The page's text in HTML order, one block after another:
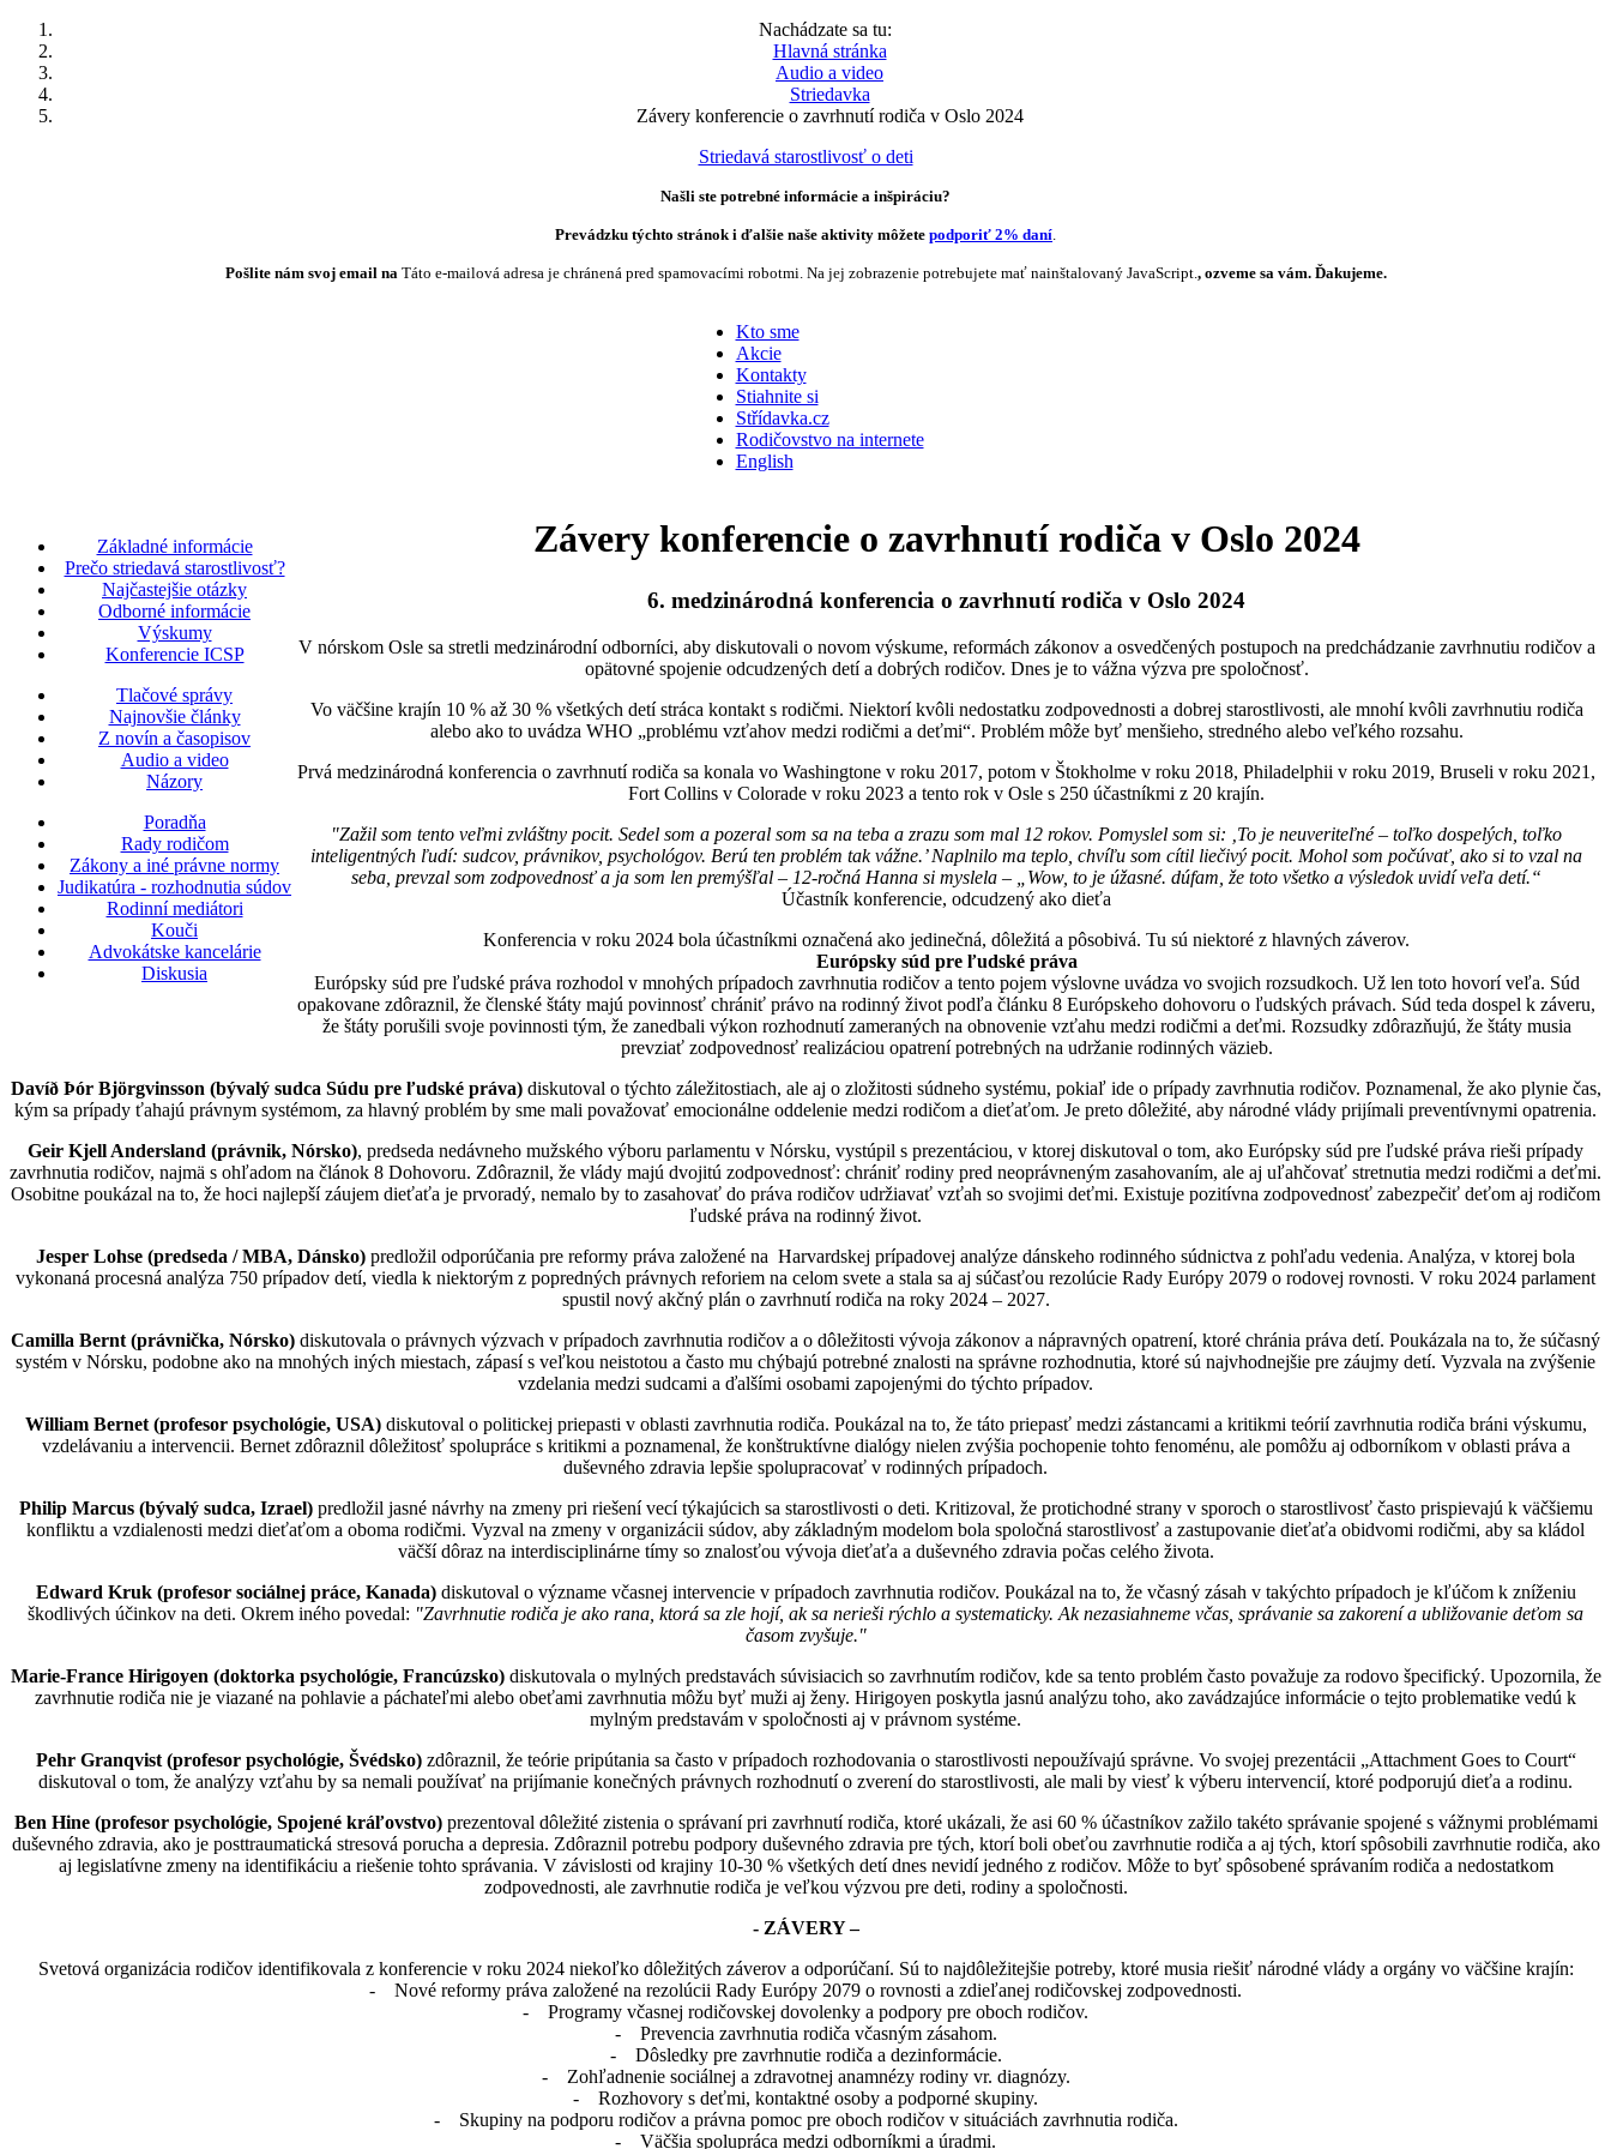
Nachádzate sa tu:
Hlavná stránka
Audio a video
Striedavka
Závery konferencie o zavrhnutí rodiča v Oslo 2024
Striedavá starostlivosť o deti
Našli ste potrebné informácie a inšpiráciu?
Prevádzku týchto stránok i ďalšie naše aktivity môžete podporiť 2% daní.
Pošlite nám svoj email na Táto e-mailová adresa je chránená pred spamovacími robotmi. Na jej zobrazenie potrebujete mať nainštalovaný JavaScript., ozveme sa vám. Ďakujeme.
Kto sme
Akcie
Kontakty
Stiahnite si
Střídavka.cz
Rodičovstvo na internete
English
Základné informácie
Prečo striedavá starostlivosť?
Najčastejšie otázky
Odborné informácie
Výskumy
Konferencie ICSP
Tlačové správy
Najnovšie články
Z novín a časopisov
Audio a video
Názory
Poradňa
Rady rodičom
Zákony a iné právne normy
Judikatúra - rozhodnutia súdov
Rodinní mediátori
Kouči
Advokátske kancelárie
Diskusia
Závery konferencie o zavrhnutí rodiča v Oslo 2024
6. medzinárodná konferencia o zavrhnutí rodiča v Oslo 2024
V nórskom Osle sa stretli medzinárodní odborníci, aby diskutovali o novom výskume, reformách zákonov a osvedčených postupoch na predchádzanie zavrhnutiu rodičov a
opätovné spojenie odcudzených detí a dobrých rodičov. Dnes je to vážna výzva pre spoločnosť.
Vo väčšine krajín 10 % až 30 % všetkých detí stráca kontakt s rodičmi. Niektorí kvôli nedostatku zodpovednosti a dobrej starostlivosti, ale mnohí kvôli zavrhnutiu rodiča
alebo ako to uvádza WHO „problému vzťahov medzi rodičmi a deťmi“. Problém môže byť menšieho, stredného alebo veľkého rozsahu.
Prvá medzinárodná konferencia o zavrhnutí rodiča sa konala vo Washingtone v roku 2017, potom v Štokholme v roku 2018, Philadelphii v roku 2019, Bruseli v roku 2021,
Fort Collins v Colorade v roku 2023 a tento rok v Osle s 250 účastníkmi z 20 krajín.
"Zažil som tento veľmi zvláštny pocit. Sedel som a pozeral som sa na teba a zrazu som mal 12 rokov. Pomyslel som si: ‚To je neuveriteľné – toľko dospelých, toľko
inteligentných ľudí: sudcov, právnikov, psychológov. Berú ten problém tak vážne.’ Naplnilo ma teplo, chvíľu som cítil liečivý pocit. Mohol som počúvať, ako si to vzal na
seba, prevzal som zodpovednosť a ja som len premýšľal – 12-ročná Hanna si myslela – „Wow, to je úžasné. dúfam, že toto všetko a výsledok uvidí veľa detí.“
Účastník konferencie, odcudzený ako dieťa
Konferencia v roku 2024 bola účastníkmi označená ako jedinečná, dôležitá a pôsobivá. Tu sú niektoré z hlavných záverov.
Európsky súd pre ľudské práva
Európsky súd pre ľudské práva rozhodol v mnohých prípadoch zavrhnutia rodičov a tento pojem výslovne uvádza vo svojich rozsudkoch. Už len toto hovorí veľa. Súd
opakovane zdôraznil, že členské štáty majú povinnosť chrániť právo na rodinný život podľa článku 8 Európskeho dohovoru o ľudských právach. Súd teda dospel k záveru,
že štáty porušili svoje povinnosti tým, že zanedbali výkon rozhodnutí zameraných na obnovenie vzťahu medzi rodičmi a deťmi. Rozsudky zdôrazňujú, že štáty musia
prevziať zodpovednosť realizáciou opatrení potrebných na udržanie rodinných väzieb.
Davíð Þór Björgvinsson (bývalý sudca Súdu pre ľudské práva)diskutoval o týchto záležitostiach, ale aj o zložitosti súdneho systému, pokiaľ ide o prípady zavrhnutia rodičov. Poznamenal, že ako plynie čas,
kým sa prípady ťahajú právnym systémom, za hlavný problém by sme mali považovať emocionálne oddelenie medzi rodičom a dieťaťom. Je preto dôležité, aby národné vlády prijímali preventívnymi opatrenia.
Geir Kjell Andersland (právnik, Nórsko), predseda nedávneho mužského výboru parlamentu v Nórsku, vystúpil s prezentáciou, v ktorej diskutoval o tom, ako Európsky súd pre ľudské práva rieši prípady
zavrhnutia rodičov, najmä s ohľadom na článok 8 Dohovoru. Zdôraznil, že vlády majú dvojitú zodpovednosť: chrániť rodiny pred neoprávneným zasahovaním, ale aj uľahčovať stretnutia medzi rodičmi a deťmi.
Osobitne poukázal na to, že hoci najlepší záujem dieťaťa je prvoradý, nemalo by to zasahovať do práva rodičov udržiavať vzťah so svojimi deťmi. Existuje pozitívna zodpovednosť zabezpečiť deťom aj rodičom
ľudské práva na rodinný život.
Jesper Lohse (predseda / MBA, Dánsko) predložil odporúčania pre reformy práva založené na Harvardskej prípadovej analýze dánskeho rodinného súdnictva z pohľadu vedenia. Analýza, v ktorej bola
vykonaná procesná analýza 750 prípadov detí, viedla k niektorým z popredných právnych reforiem na celom svete a stala sa aj súčasťou rezolúcie Rady Európy 2079 o rodovej rovnosti. V roku 2024 parlament
spustil nový akčný plán o zavrhnutí rodiča na roky 2024 – 2027.
Camilla Bernt (právnička, Nórsko) diskutovala o právnych výzvach v prípadoch zavrhnutia rodičov a o dôležitosti vývoja zákonov a nápravných opatrení, ktoré chránia práva detí. Poukázala na to, že súčasný
systém v Nórsku, podobne ako na mnohých iných miestach, zápasí s veľkou neistotou a často mu chýbajú potrebné znalosti na správne rozhodnutia, ktoré sú najvhodnejšie pre záujmy detí. Vyzvala na zvýšenie
vzdelania medzi sudcami a ďalšími osobami zapojenými do týchto prípadov.
William Bernet (profesor psychológie, USA)diskutoval o politickej priepasti v oblasti zavrhnutia rodiča. Poukázal na to, že táto priepasť medzi zástancami a kritikmi teórií zavrhnutia rodiča bráni výskumu,
vzdelávaniu a intervencii. Bernet zdôraznil dôležitosť spolupráce s kritikmi a poznamenal, že konštruktívne dialógy nielen zvýšia pochopenie tohto fenoménu, ale pomôžu aj odborníkom v oblasti práva a
duševného zdravia lepšie spolupracovať v rodinných prípadoch.
Philip Marcus (bývalý sudca, Izrael)predložil jasné návrhy na zmeny pri riešení vecí týkajúcich sa starostlivosti o deti. Kritizoval, že protichodné strany v sporoch o starostlivosť často prispievajú k väčšiemu
konfliktu a vzdialenosti medzi dieťaťom a oboma rodičmi. Vyzval na zmeny v organizácii súdov, aby základným modelom bola spoločná starostlivosť a zastupovanie dieťaťa obidvomi rodičmi, aby sa kládol
väčší dôraz na interdisciplinárne tímy so znalosťou vývoja dieťaťa a duševného zdravia počas celého života.
Edward Kruk (profesor sociálnej práce, Kanada)diskutoval o význame včasnej intervencie v prípadoch zavrhnutia rodičov. Poukázal na to, že včasný zásah v takýchto prípadoch je kľúčom k zníženiu
škodlivých účinkov na deti. Okrem iného povedal: "Zavrhnutie rodiča je ako rana, ktorá sa zle hojí, ak sa nerieši rýchlo a systematicky. Ak nezasiahneme včas, správanie sa zakorení a ubližovanie deťom sa
časom zvyšuje."
Marie-France Hirigoyen (doktorka psychológie, Francúzsko)diskutovala o mylných predstavách súvisiacich so zavrhnutím rodičov, kde sa tento problém často považuje za rodovo špecifický. Upozornila, že
zavrhnutie rodiča nie je viazané na pohlavie a páchateľmi alebo obeťami zavrhnutia môžu byť muži aj ženy. Hirigoyen poskytla jasnú analýzu toho, ako zavádzajúce informácie o tejto problematike vedú k
mylným predstavám v spoločnosti aj v právnom systéme.
Pehr Granqvist (profesor psychológie, Švédsko)zdôraznil, že teórie pripútania sa často v prípadoch rozhodovania o starostlivosti nepoužívajú správne. Vo svojej prezentácii „Attachment Goes to Court“
diskutoval o tom, že analýzy vzťahu by sa nemali používať na prijímanie konečných právnych rozhodnutí o zverení do starostlivosti, ale mali by viesť k výberu intervencií, ktoré podporujú dieťa a rodinu.
Ben Hine (profesor psychológie, Spojené kráľovstvo)prezentoval dôležité zistenia o správaní pri zavrhnutí rodiča, ktoré ukázali, že asi 60 % účastníkov zažilo takéto správanie spojené s vážnymi problémami
duševného zdravia, ako je posttraumatická stresová porucha a depresia. Zdôraznil potrebu podpory duševného zdravia pre tých, ktorí boli obeťou zavrhnutie rodiča a aj tých, ktorí spôsobili zavrhnutie rodiča, ako
aj legislatívne zmeny na identifikáciu a riešenie tohto správania. V závislosti od krajiny 10-30 % všetkých detí dnes nevidí jedného z rodičov. Môže to byť spôsobené správaním rodiča a nedostatkom
zodpovednosti, ale zavrhnutie rodiča je veľkou výzvou pre deti, rodiny a spoločnosti.
- ZÁVERY –
Svetová organizácia rodičov identifikovala z konferencie v roku 2024 niekoľko dôležitých záverov a odporúčaní. Sú to najdôležitejšie potreby, ktoré musia riešiť národné vlády a orgány vo väčšine krajín:
- Nové reformy práva založené na rezolúcii Rady Európy 2079 o rovnosti a zdieľanej rodičovskej zodpovednosti.
- Programy včasnej rodičovskej dovolenky a podpory pre oboch rodičov.
- Prevencia zavrhnutia rodiča včasným zásahom.
- Dôsledky pre zavrhnutie rodiča a dezinformácie.
- Zohľadnenie sociálnej a zdravotnej anamnézy rodiny vr. diagnózy.
- Rozhovory s deťmi, kontaktné osoby a podporné skupiny.
- Skupiny na podporu rodičov a právna pomoc pre oboch rodičov v situáciách zavrhnutia rodiča.
- Väčšia spolupráca medzi odborníkmi a úradmi.